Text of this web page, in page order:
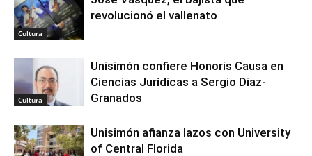
Cultura
revolucionó el vallenato
Cultura
Unisimón confiere Honoris Causa en
Ciencias Jurídicas a Sergio Diaz-
Granados
Unisimón afianza lazos con University
of Central Florida